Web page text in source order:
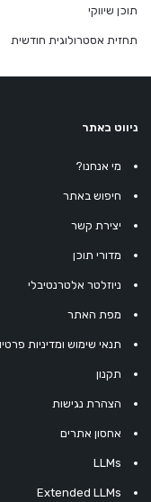
תוכן שיווקי
תחזית אסטרולוגית חודשית
ניווט באתר
מי אנחנו?
חיפוש באתר
יצירת קשר
מדורי תוכן
ניוזלטר אלטרנטיבלי
מפת האתר
תנאי שימוש ומדיניות
תקנון
הצהרת נגישות
אחסון אתרים
LLMs
Extended LLMs